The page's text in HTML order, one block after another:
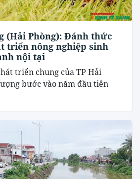
(Hải Phòng): Đánh thức
triển nông nghiệp sinh
nội tại
triển chung của TP Hải
bước vào năm đầu tiên